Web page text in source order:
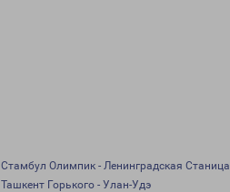
Стамбул Олимпик - Ленинградская Станица
Ташкент Горького - Улан-Удэ